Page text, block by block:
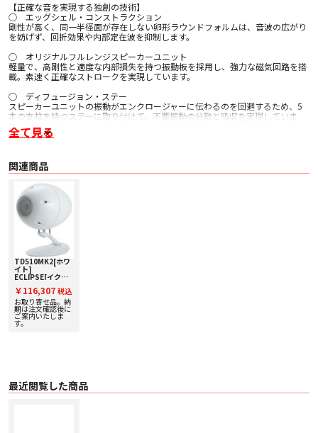
【正確な音を実現する独創の技術】
○ エッグシェル・コンストラクション
剛性が高く、同一半径面が存在しない卵形ラウンドフォルムは、音波の広がり
を妨げず、回折効果や内部定在波を抑制します。
○ オリジナルフルレンジスピーカーユニット
軽量で、高剛性と適度な内部損失を持つ振動板を採用し、強力な磁気回路を搭
載。素速く正確なストロークを実現しています。
○ ディフュージョン・ステー
スピーカーユニットの振動がエンクロージャーに伝わるのを回避するため、5
本の支柱を持つステーに取り付けて、不要振動の分散と吸収を実現していま
す。
特殊素材を採用しています。
○ グランド・アンカー
高速の前後運動をしっかりと受け止めるために、スピーカーユニット後部に円
錐形のアンカーを接続しています。
○ 角度調整機能
リスニングポイントに合わせて、スピーカーの角度を無段階に調整できる角度
調整機能を採用しています。
■仕様
【スピーカー】
○ スピーカー 6.5cm口径フルレンジスピーカーシステム
○ カラーバリエーション ブラック ホワイト
○ スピーカーユニット 6.5cmコーン型フルレンジ、グラスファイバー
○ 再生周波数帯域 80Hz～25kHz（-10dB）
○ 外形寸法（mm） W135×H212×D184
○ 質量（1本） 約2kg
全て見る
関連商品
TD510MK2[ホワ
イト]
ECLIPSE[イクリ
ーカー
￥116,307 税込
お取り寄せ品。納
期は注文確認後に
ご案内いたしま
す。
最近閲覧した商品